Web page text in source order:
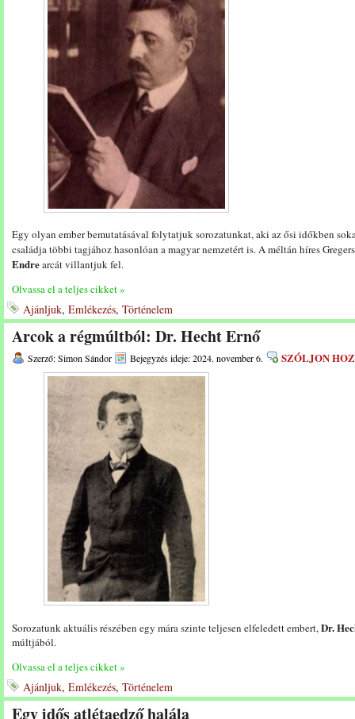
Egy olyan ember bemutatásával folytatjuk sorozatunkat, aki az ősi időkben
családja többi tagjához hasonlóan a magyar nemzetért is. A méltán híres
Endrearcát villantjuk fel.
Olvassa el a teljes cikket »
Ajánljuk, Emlékezés, Történelem
Arcok a régmúltból: Dr. Hecht Ernő
Szerző: Simon Sándor Bejegyzés ideje: 2024. november 6. SZÓLJON
Sorozatunk aktuális részében egy mára szinte teljesen elfeledett embert,Dr.
múltjából.
Olvassa el a teljes cikket »
Ajánljuk, Emlékezés, Történelem
Egy idős atlétaedző halála